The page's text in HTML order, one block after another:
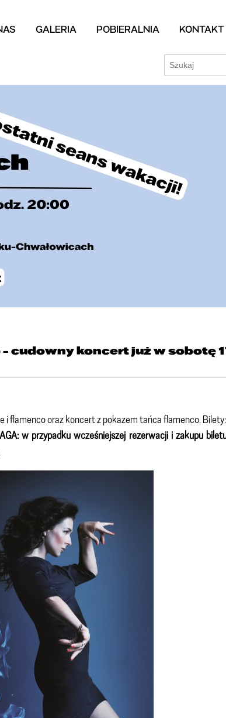
GALERIA POBIERALNIA KONTAKT
cudowny koncert już w sobotę
flamenco oraz koncert z pokazem tańca flamenco.
w przypadku wcześniejszej rezerwacji i zakupu